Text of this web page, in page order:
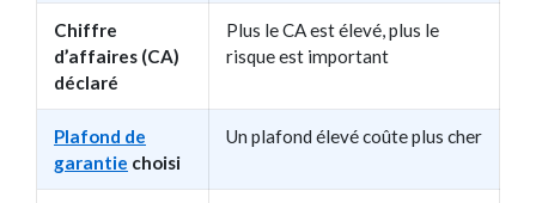
Chiffre
d’affaires (CA)
déclaré
Plus le CA est élevé, plus le
risque est important
Plafond de
garantie choisi
Un plafond élevé coûte plus cher